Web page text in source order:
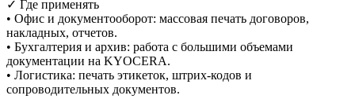
✓ Где применять
• Офис и документооборот: массовая печать договоров,
накладных, отчетов.
• Бухгалтерия и архив: работа с большими объемами
документации на KYOCERA.
• Логистика: печать этикеток, штрих-кодов и
сопроводительных документов.